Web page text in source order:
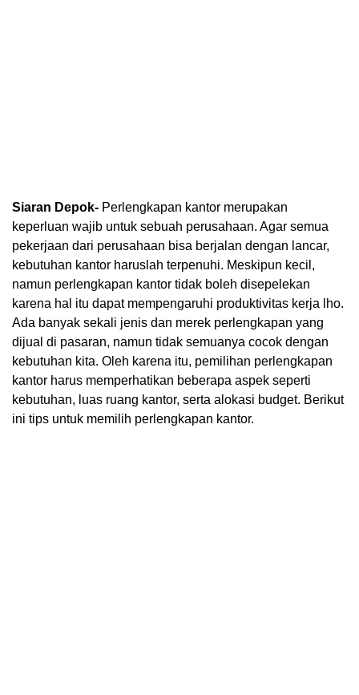
Siaran Depok- Perlengkapan kantor merupakan
keperluan wajib untuk sebuah perusahaan. Agar semua
pekerjaan dari perusahaan bisa berjalan dengan lancar,
kebutuhan kantor haruslah terpenuhi. Meskipun kecil,
namun perlengkapan kantor tidak boleh disepelekan
karena hal itu dapat mempengaruhi produktivitas kerja lho.
Ada banyak sekali jenis dan merek perlengkapan yang
dijual di pasaran, namun tidak semuanya cocok dengan
kebutuhan kita. Oleh karena itu, pemilihan perlengkapan
kantor harus memperhatikan beberapa aspek seperti
kebutuhan, luas ruang kantor, serta alokasi budget. Berikut
ini tips untuk memilih perlengkapan kantor.